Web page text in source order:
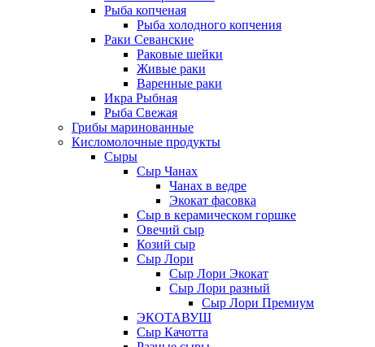
Рыба копченая
Рыба холодного копчения
Раки Севанские
Раковые шейки
Живые раки
Варенные раки
Икра Рыбная
Рыба Свежая
Грибы маринованные
Кисломолочные продукты
Сыры
Сыр Чанах
Чанах в ведре
Экокат фасовка
Сыр в керамическом горшке
Овечий сыр
Козий сыр
Сыр Лори
Сыр Лори Экокат
Сыр Лори разный
Сыр Лори Премиум
ЭКОТАВУШ
Сыр Качотта